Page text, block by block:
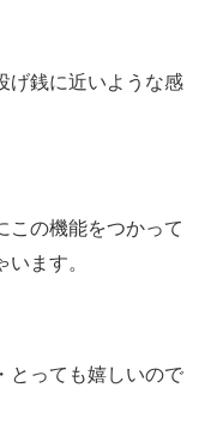
げ銭に近いような感
この機能をつかって
ます。
とっても嬉しいので